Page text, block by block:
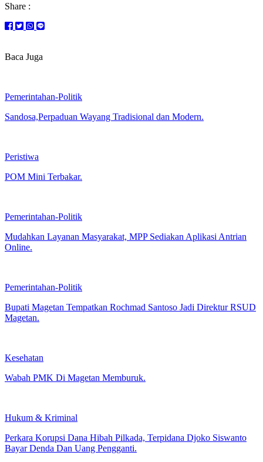
Share :
Baca Juga
Pemerintahan-Politik
Sandosa,Perpaduan Wayang Tradisional dan Modern.
Peristiwa
POM Mini Terbakar.
Pemerintahan-Politik
Mudahkan Layanan Masyarakat, MPP Sediakan Aplikasi Antrian
Online.
Pemerintahan-Politik
Bupati Magetan Tempatkan Rochmad Santoso Jadi Direktur RSUD
Magetan.
Kesehatan
Wabah PMK Di Magetan Memburuk.
Hukum & Kriminal
Perkara Korupsi Dana Hibah Pilkada, Terpidana Djoko Siswanto
Bayar Denda Dan Uang Pengganti.